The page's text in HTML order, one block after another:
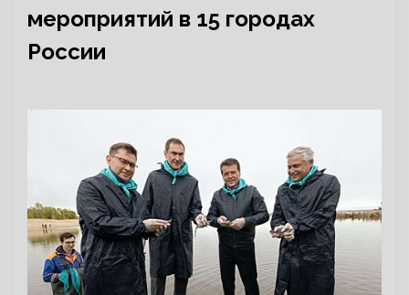
мероприятий в 15 городах
России